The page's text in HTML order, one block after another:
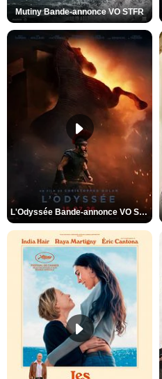
Mutiny Bande-annonce VO STFR
L'Odyssée Bande-annonce VO STFR